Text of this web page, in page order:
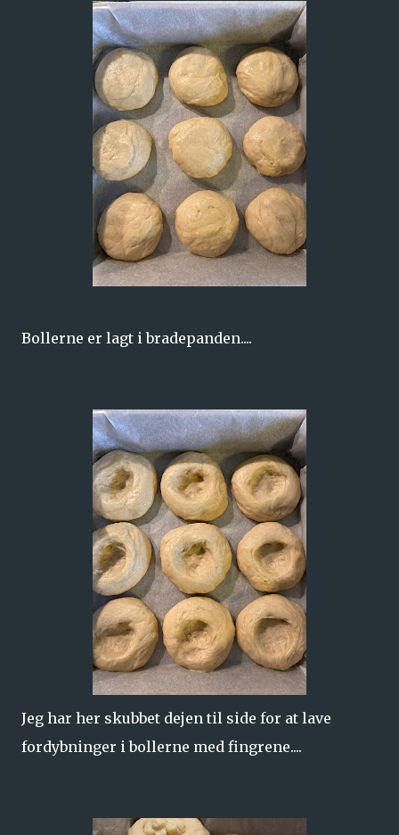
Bollerne er lagt i bradepanden....
Jeg har her skubbet dejen til side for at lave
fordybninger i bollerne med fingrene....